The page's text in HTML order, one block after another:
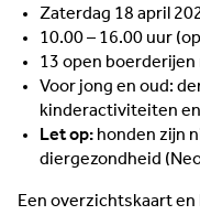
Zaterdag 18 april
10.00 – 16.00 uur
13 open
Voor jong en oud:
kinderactiviteiten
Let op: honden zijn
diergezondheid
Een overzichtskaart